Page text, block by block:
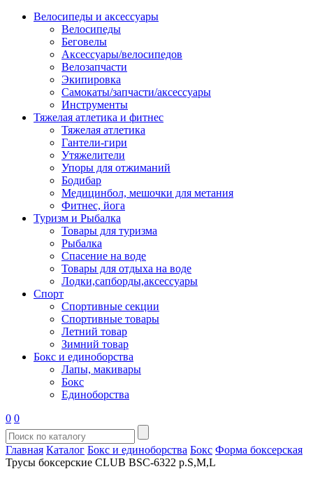
Велосипеды и аксессуары
Велосипеды
Беговелы
Аксессуары/велосипедов
Велозапчасти
Экипировка
Самокаты/запчасти/аксессуары
Инструменты
Тяжелая атлетика и фитнес
Тяжелая атлетика
Гантели-гири
Утяжелители
Упоры для отжиманий
Бодибар
Медицинбол, мешочки для метания
Фитнес, йога
Туризм и Рыбалка
Товары для туризма
Рыбалка
Спасение на воде
Товары для отдыха на воде
Лодки,сапборды,аксессуары
Спорт
Спортивные секции
Спортивные товары
Летний товар
Зимний товар
Бокс и единоборства
Лапы, макивары
Бокс
Единоборства
0 0
Главная Каталог Бокс и единоборства Бокс Форма боксерская
Трусы боксерские CLUB BSC-6322 р.S,M,L